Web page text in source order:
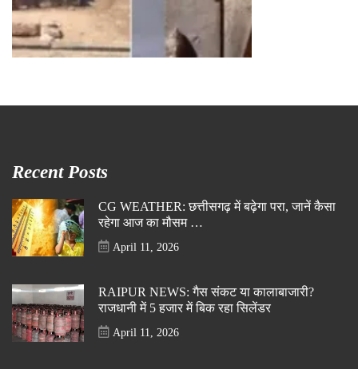
Recent Posts
CG WEATHER: छत्तीसगढ़ में बढ़ेगा परा, जानें कैसा
रहेगा आज का मौसम …
April 11, 2026
RAIPUR NEWS: गैस संकट या कालाबाजारी?
राजधानी में 5 हजार में बिक रहा सिलेंडर
April 11, 2026